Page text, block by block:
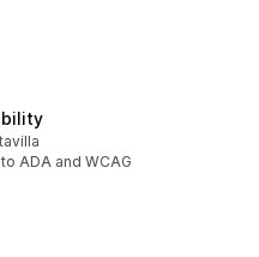
ADA and WCAG